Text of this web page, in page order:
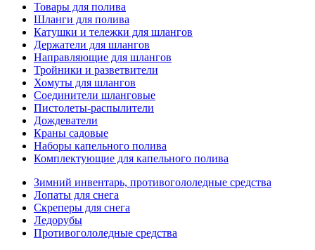
Товары для полива
Шланги для полива
Катушки и тележки для шлангов
Держатели для шлангов
Направляющие для шлангов
Тройники и разветвители
Хомуты для шлангов
Соединители шланговые
Пистолеты-распылители
Дождеватели
Краны садовые
Наборы капельного полива
Комплектующие для капельного полива
Зимний инвентарь, противогололедные средства
Лопаты для снега
Скреперы для снега
Ледорубы
Противогололедные средства